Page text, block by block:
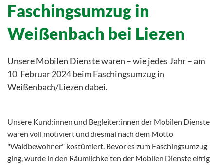
Faschingsumzug in
Weißenbach bei Liezen
Unsere Mobilen Dienste waren – wie jedes Jahr – am
10. Februar 2024 beim Faschingsumzug in
Weißenbach/Liezen dabei.
Unsere Kund:innen und Begleiter:innen der Mobilen Dienste
waren voll motiviert und diesmal nach dem Motto
"Waldbewohner" kostümiert. Bevor es zum Faschingsumzug
ging, wurde in den Räumlichkeiten der Mobilen Dienste eifrig